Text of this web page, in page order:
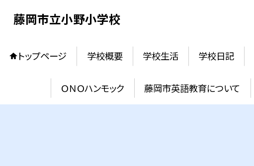
藤岡市立小野小学校
トップページ 学校概要 学校生活 学校日記
ＯＮＯハンモック 藤岡市英語教育について